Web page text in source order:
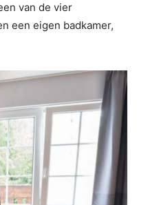
van de vier
een eigen badkamer,